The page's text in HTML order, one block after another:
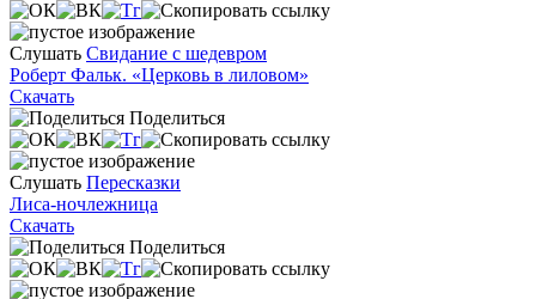
Слушать Свидание с шедевром
Роберт Фальк. «Церковь в лиловом»
Скачать
Поделиться
Слушать Пересказки
Лиса-ночлежница
Скачать
Поделиться